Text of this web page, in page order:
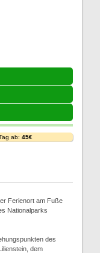
ab: 45€
Ferienort am Fuße
Nationalparks
des
dem